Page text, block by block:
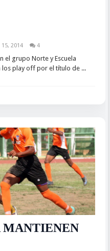
2014 4
el grupo Norte y Escuela
los play off por el título de ...
MANTIENEN